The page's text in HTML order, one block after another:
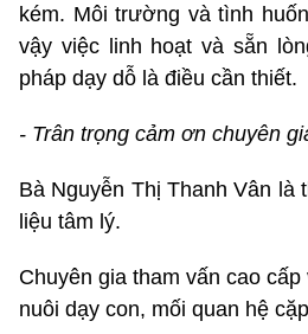
kém. Môi trường và tình
vậy việc linh hoạt và sẵn
pháp dạy dỗ là điều cần thiết.
- Trân trọng cảm ơn chuyên
Bà Nguyễn Thị Thanh Vân là
liệu tâm lý.
Chuyên gia tham vấn cao
nuôi dạy con, mối quan hệ